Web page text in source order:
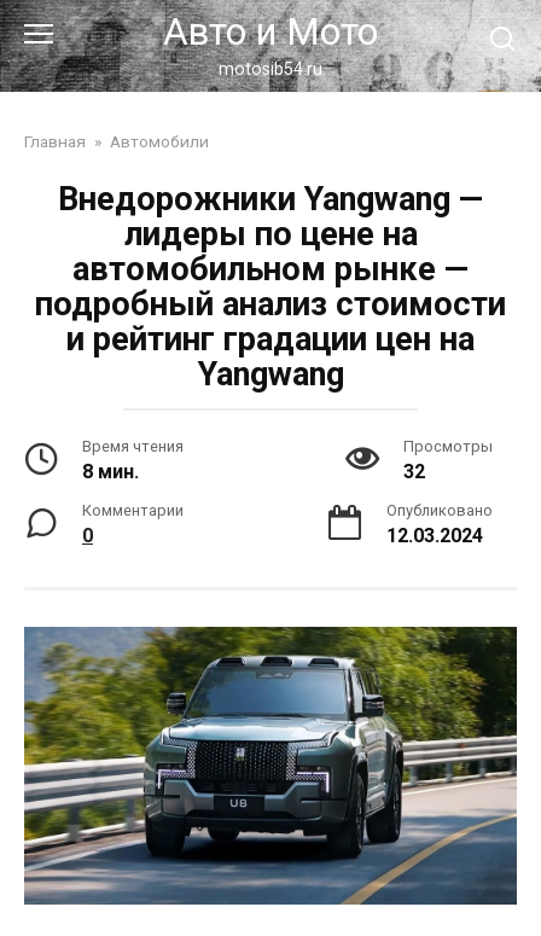
Перейти
к
контенту
Авто и Мото
motosib54.ru
Главная » Автомобили
Внедорожники Yangwang —
лидеры по цене на
автомобильном рынке —
подробный анализ стоимости
и рейтинг градации цен на
Yangwang
Время чтения
8 мин.
Просмотры
32
Комментарии
0
Опубликовано
12.03.2024